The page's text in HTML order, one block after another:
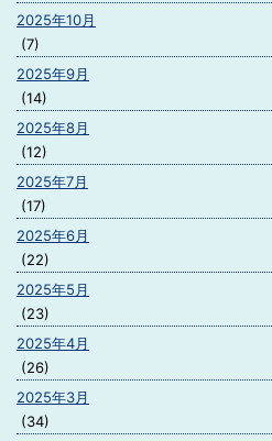
2025年10月
(7)
2025年9月
(14)
2025年8月
(12)
2025年7月
(17)
2025年6月
(22)
2025年5月
(23)
2025年4月
(26)
2025年3月
(34)